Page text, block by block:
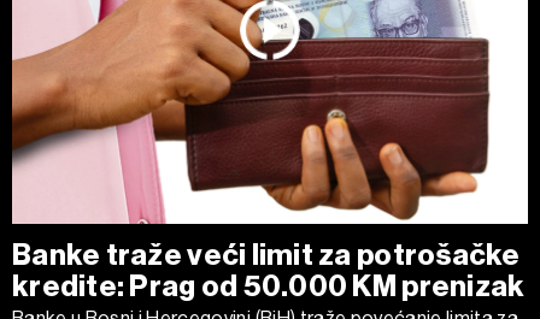
Banke traže veći limit za potrošačke
kredite: Prag od 50.000 KM prenizak